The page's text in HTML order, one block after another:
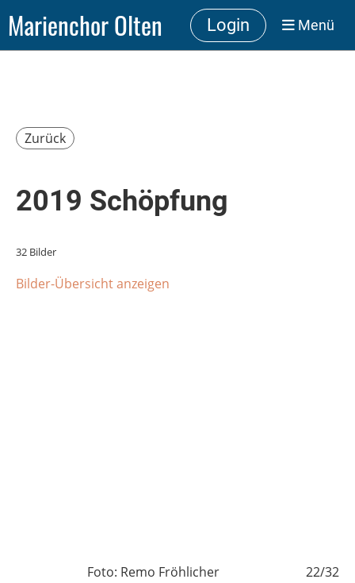
Marienchor Olten Login Menü
Zurück
2019 Schöpfung
32 Bilder
Bilder-Übersicht anzeigen
Foto: Remo Fröhlicher 22/32